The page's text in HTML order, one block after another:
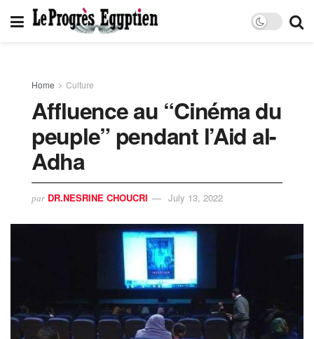
Home Culture
Affluence au “Cinéma du
peuple” pendant l’Aid al-
Adha
par DR.NESRINE CHOUCRI July 13, 2022